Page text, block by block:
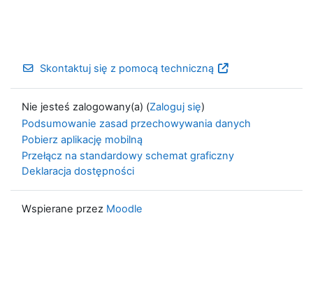
Skontaktuj się z pomocą techniczną
Nie jesteś zalogowany(a) (Zaloguj się)
Podsumowanie zasad przechowywania danych
Pobierz aplikację mobilną
Przełącz na standardowy schemat graficzny
Deklaracja dostępności
Wspierane przez Moodle